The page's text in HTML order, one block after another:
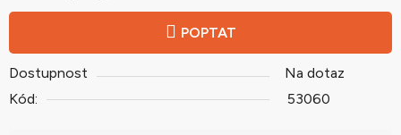
POPTAT
Dostupnost
Na dotaz
Kód:
53060